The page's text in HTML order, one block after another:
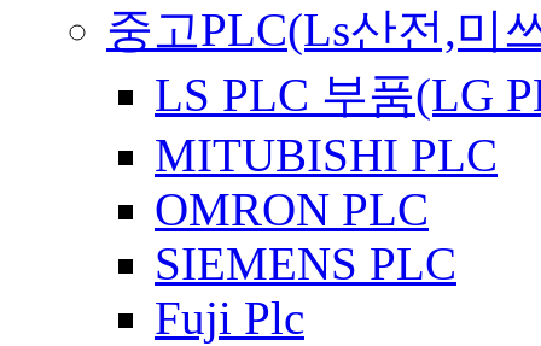
중고PLC(Ls산전,미
LS PLC 부품(LG
MITUBISHI PLC
OMRON PLC
SIEMENS PLC
Fuji Plc